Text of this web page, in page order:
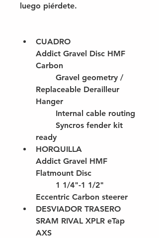
luego piérdete.
CUADRO
Addict Gravel Disc HMF
Carbon
Replaceable Derailleur
Hanger
	Internal cable routing
ready
HORQUILLA
Addict Gravel HMF
Flatmount Disc
Eccentric Carbon steerer
DESVIADOR TRASERO
SRAM RIVAL XPLR eTap
AXS